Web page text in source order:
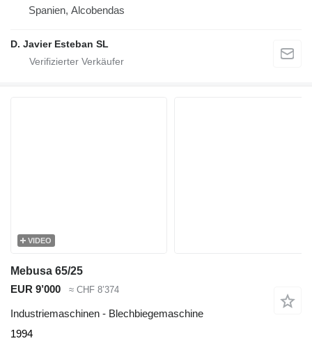
Spanien, Alcobendas
D. Javier Esteban SL
VIDEO
Mebusa 65/25
EUR 9’000
≈ CHF 8’374
Industriemaschinen - Blechbiegemaschine
1994